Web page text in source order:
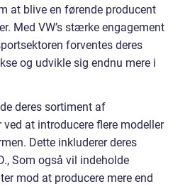
at blive en førende producent
Med VW’s stærke engagement
forventes deres
og udvikle sig endnu mere i
deres sortiment af
at introducere flere modeller
Dette inkluderer deres
Som også vil indeholde
mod at producere mere end